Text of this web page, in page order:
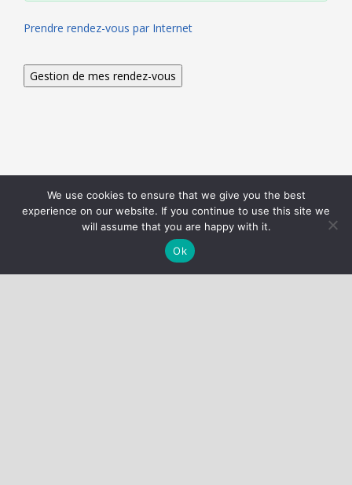
Prendre rendez-vous par Internet
Nous utilisons des cookies pour vous garantir la meilleure
expérience sur notre site web.
Réglages des cookies
J'accepte
We use cookies to ensure that we give you the best
experience on our website. If you continue to use this site we
will assume that you are happy with it.
Ok